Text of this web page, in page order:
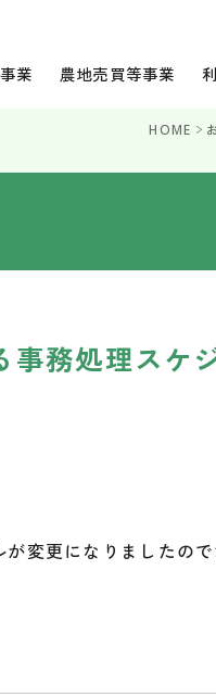
業 農地売買等事業
HOME
事務処理スケ
変更になりましたの